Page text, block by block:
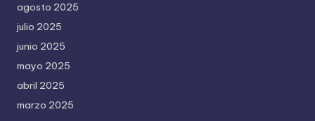
agosto 2025
julio 2025
junio 2025
mayo 2025
abril 2025
marzo 2025